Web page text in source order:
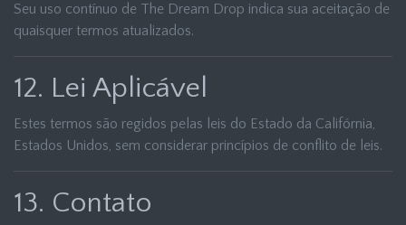
Seu uso contínuo de The Dream Drop indica sua aceitação de
quaisquer termos atualizados.
12. Lei Aplicável
Estes termos são regidos pelas leis do Estado da Califórnia,
Estados Unidos, sem considerar princípios de conflito de leis.
13. Contato